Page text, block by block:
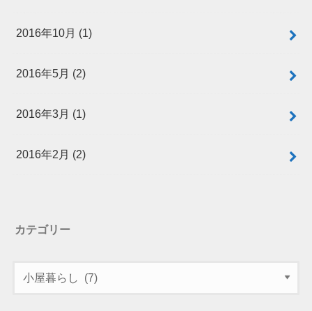
2016年10月 (1)
2016年5月 (2)
2016年3月 (1)
2016年2月 (2)
カテゴリー